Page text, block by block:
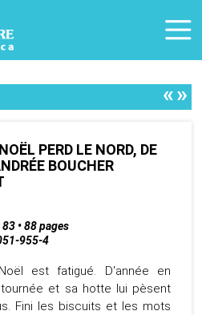
«»
PERD LE NORD, DE
BOUCHER
• 88 pages
955-4
est fatigué. D'année en
tournée et sa hotte lui pèsent
Fini les biscuits et les mots